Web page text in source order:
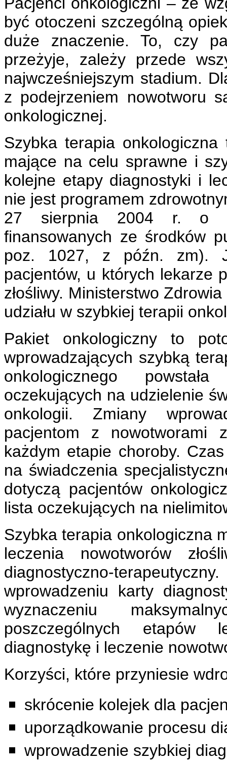
być otoczeni szczególną
duże znaczenie. To, czy
przeżyje, zależy przede
najwcześniejszym stadium.
z podejrzeniem nowotworu
onkologicznej.
Szybka terapia
mające na celu sprawne i
kolejne etapy diagnostyki i
nie jest programem
27 sierpnia 2004 r. o
finansowanych ze środków
poz. 1027, z późn. zm).
pacjentów, u których lekarze
złośliwy. Ministerstwo
udziału w szybkiej terapii
Pakiet onkologiczny to
wprowadzających szybką
onkologicznego
oczekujących na udzielenie
onkologii. Zmiany
pacjentom z nowotworami
każdym etapie choroby.
na świadczenia
dotyczą pacjentów
lista oczekujących na
Szybka terapia onkologiczna
leczenia nowotworów
diagnostyczno-
wprowadzeniu karty
wyznaczeniu
poszczególnych etapów
diagnostykę i leczenie
Korzyści, które przyniesie
skrócenie kolejek dla
uporządkowanie procesu
wprowadzenie szybkiej